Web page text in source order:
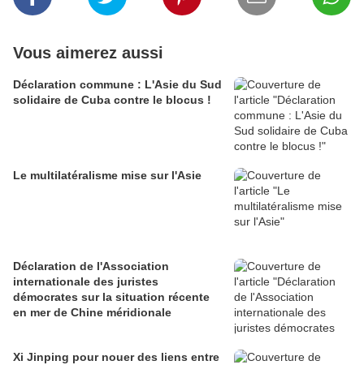
Vous aimerez aussi
Déclaration commune : L'Asie du Sud
solidaire de Cuba contre le blocus !
Le multilatéralisme mise sur l'Asie
Déclaration de l'Association
internationale des juristes
démocrates sur la situation récente
en mer de Chine méridionale
Xi Jinping pour nouer des liens entre